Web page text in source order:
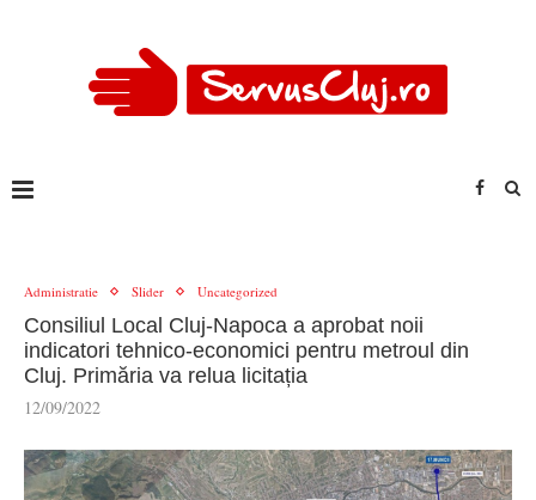
Administratie Slider Uncategorized
Consiliul Local Cluj-Napoca a aprobat noii
indicatori tehnico-economici pentru metroul din
Cluj. Primăria va relua licitația
12/09/2022